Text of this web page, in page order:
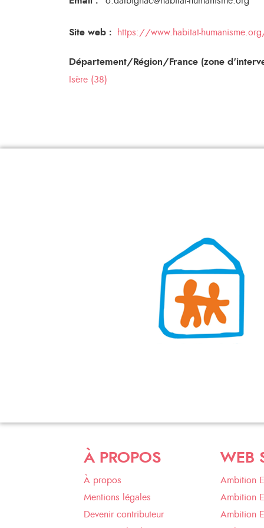
Site web : https://www.habitat-
Département/Région/France (zone
Isère (38)
À PROPOS
À propos
Mentions légales
Devenir contributeur
WEB
Ambition
Ambition
Ambition